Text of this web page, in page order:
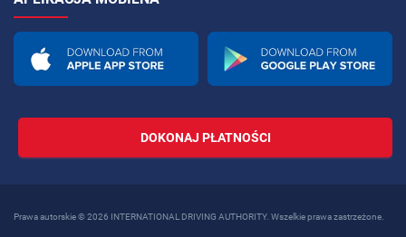
DOKONAJ PŁATNOŚCI
Prawa autorskie © 2026 INTERNATIONAL DRIVING AUTHORITY. Wszelkie prawa zastrzeżone.